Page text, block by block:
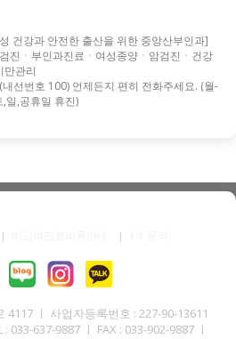
건강과 안전한 출산을 위한 중앙산부인과]
진ㆍ부인과진료ㆍ여성종양ㆍ암검진ㆍ건강
만관리
선번호 100) 언제든지 편히 전화주세요. (월-
일,공휴일 휴진)
4117 ㅣ 사업자등록번호 : 227-90-13611
033-637-9887 ㅣ FAX : 033-902-9887 ㅣ